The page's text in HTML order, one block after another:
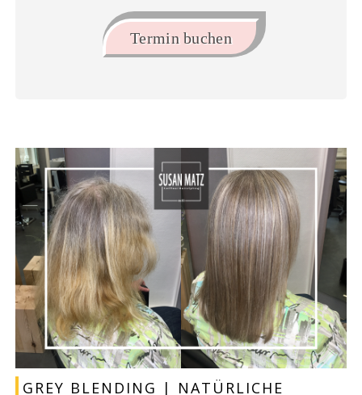
Termin buchen
GREY BLENDING | NATÜRLICHE